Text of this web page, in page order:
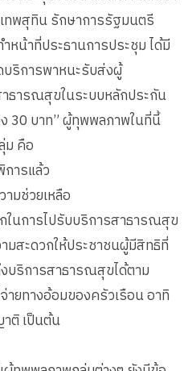
ทพสุทิน รักษาการรัฐมนตรี
น้าที่ประธานการประชุม ได้มี
บริการพาหนะรับส่งผู้
ธารณสุขในระบบหลักประกัน
30 บาท” ผู้ทุพพลภาพในที่นี้
ม คือ
ารแล้ว
มช่วยเหลือ
ในการไปรับบริการสาธารณสุข
มสะดวกให้ประชาชนผู้มีสิทธิที่
บริการสาธารณสุขได้ตาม
ายทางอ้อมของครัวเรือน อาทิ
ติ เป็นต้น